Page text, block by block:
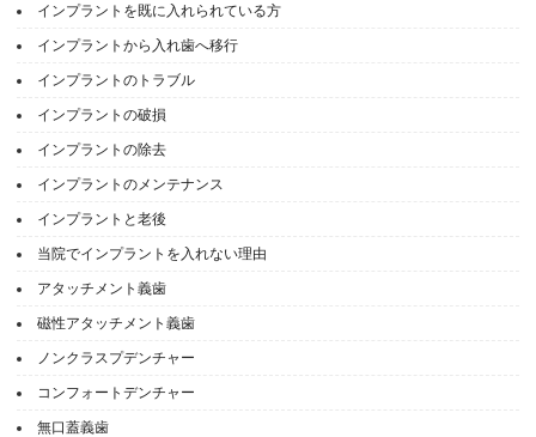
インプラントを既に入れられている方
インプラントから入れ歯へ移行
インプラントのトラブル
インプラントの破損
インプラントの除去
インプラントのメンテナンス
インプラントと老後
当院でインプラントを入れない理由
アタッチメント義歯
磁性アタッチメント義歯
ノンクラスプデンチャー
コンフォートデンチャー
無口蓋義歯